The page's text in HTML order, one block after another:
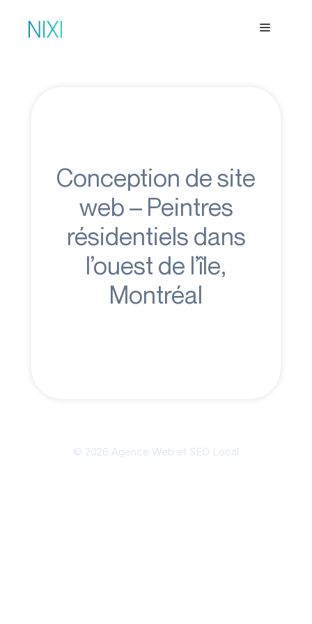
Menu
Conception de site
web – Peintres
résidentiels dans
l’ouest de l’île,
Montréal
© 2026 Agence Web et SEO Local